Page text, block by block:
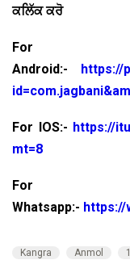
ਕਲਿੱਕ ਕਰੋ
For
Android:- https://
For IOS:- https://
mt=8
For
Whatsapp:- https://
Kangra Anmol